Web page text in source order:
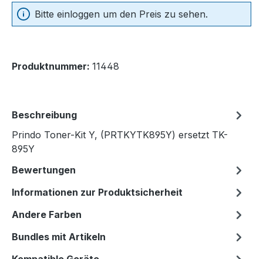
Bitte einloggen um den Preis zu sehen.
Produktnummer: 11448
Beschreibung
Prindo Toner-Kit Y, (PRTKYTK895Y) ersetzt TK-
895Y
Bewertungen
Informationen zur Produktsicherheit
Andere Farben
Bundles mit Artikeln